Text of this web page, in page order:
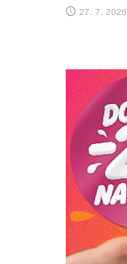
27. 7. 2026